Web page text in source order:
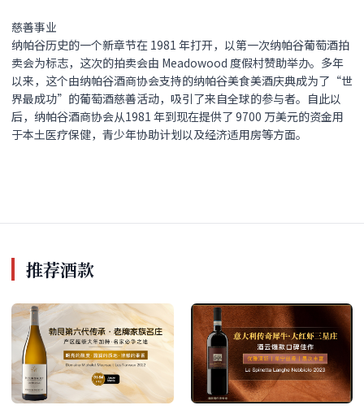
慈善事业
纳帕谷历史的一个新章节在 1981 年打开，以第一次纳帕谷葡萄酒拍
卖会为标志，这次的拍卖会由 Meadowood 度假村赞助举办。多年
以来，这个由纳帕谷酒商协会支持的纳帕谷美食美酒庆典成为了“世
界最成功”的葡萄酒慈善活动，吸引了来自全球的参与者。自此以
后，纳帕谷酒商协会从1981 年到现在提供了 9700 万美元的资金用
于本土医疗保健，青少年协助计划以及经济适用房等方面。
推荐酒款